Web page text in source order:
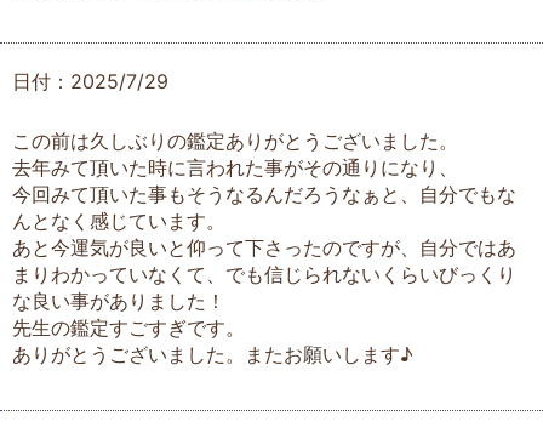
日付：2025/7/29
この前は久しぶりの鑑定ありがとうございました。
去年みて頂いた時に言われた事がその通りになり、
今回みて頂いた事もそうなるんだろうなぁと、自分でもな
んとなく感じています。
あと今運気が良いと仰って下さったのですが、自分ではあ
まりわかっていなくて、でも信じられないくらいびっくり
な良い事がありました！
先生の鑑定すごすぎです。
ありがとうございました。またお願いします♪